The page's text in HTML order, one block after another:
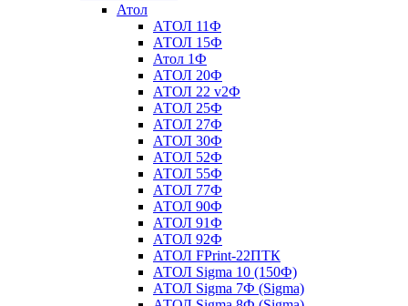
Атол
АТОЛ 11Ф
АТОЛ 15Ф
Атол 1Ф
АТОЛ 20Ф
АТОЛ 22 v2Ф
АТОЛ 25Ф
АТОЛ 27Ф
АТОЛ 30Ф
АТОЛ 52Ф
АТОЛ 55Ф
АТОЛ 77Ф
АТОЛ 90Ф
АТОЛ 91Ф
АТОЛ 92Ф
АТОЛ FPrint-22ПТК
АТОЛ Sigma 10 (150Ф)
АТОЛ Sigma 7Ф (Sigma)